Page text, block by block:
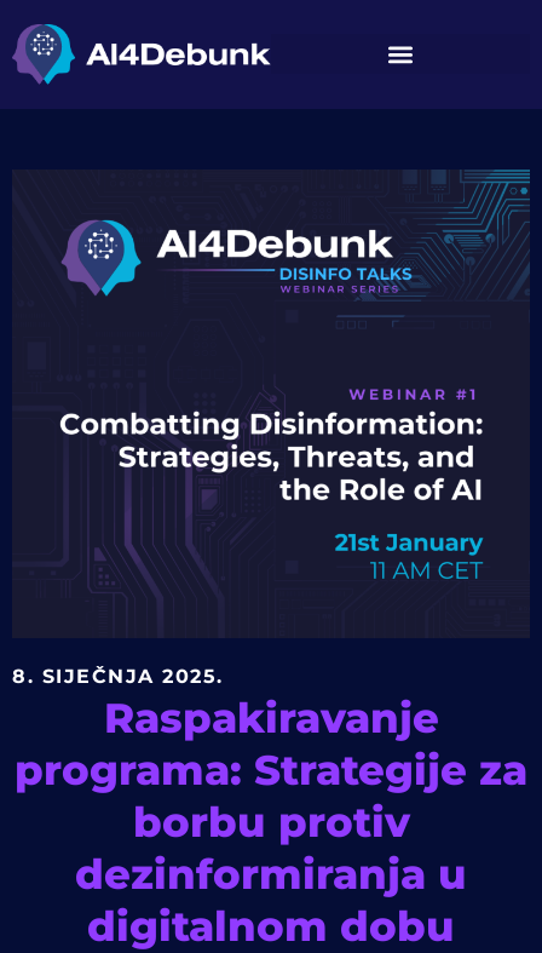
8. SIJEČNJA 2025.
Raspakiravanje
programa: Strategije za
borbu protiv
dezinformiranja u
digitalnom dobu